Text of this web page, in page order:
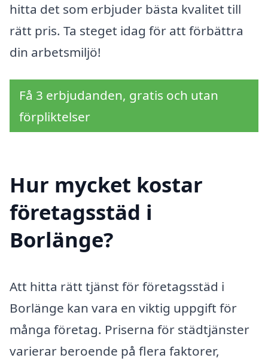
hitta det som erbjuder bästa kvalitet till
rätt pris. Ta steget idag för att förbättra
din arbetsmiljö!
Få 3 erbjudanden, gratis och utan
förpliktelser
Hur mycket kostar
företagsstäd i
Borlänge?
Att hitta rätt tjänst för företagsstäd i
Borlänge kan vara en viktig uppgift för
många företag. Priserna för städtjänster
varierar beroende på flera faktorer,